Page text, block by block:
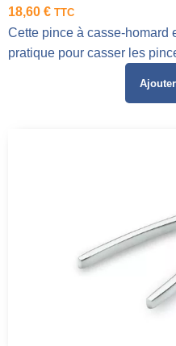
18,60 € TTC
Cette pince à casse-homard
pratique pour casser les